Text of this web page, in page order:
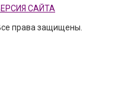
САЙТА
права защищены.